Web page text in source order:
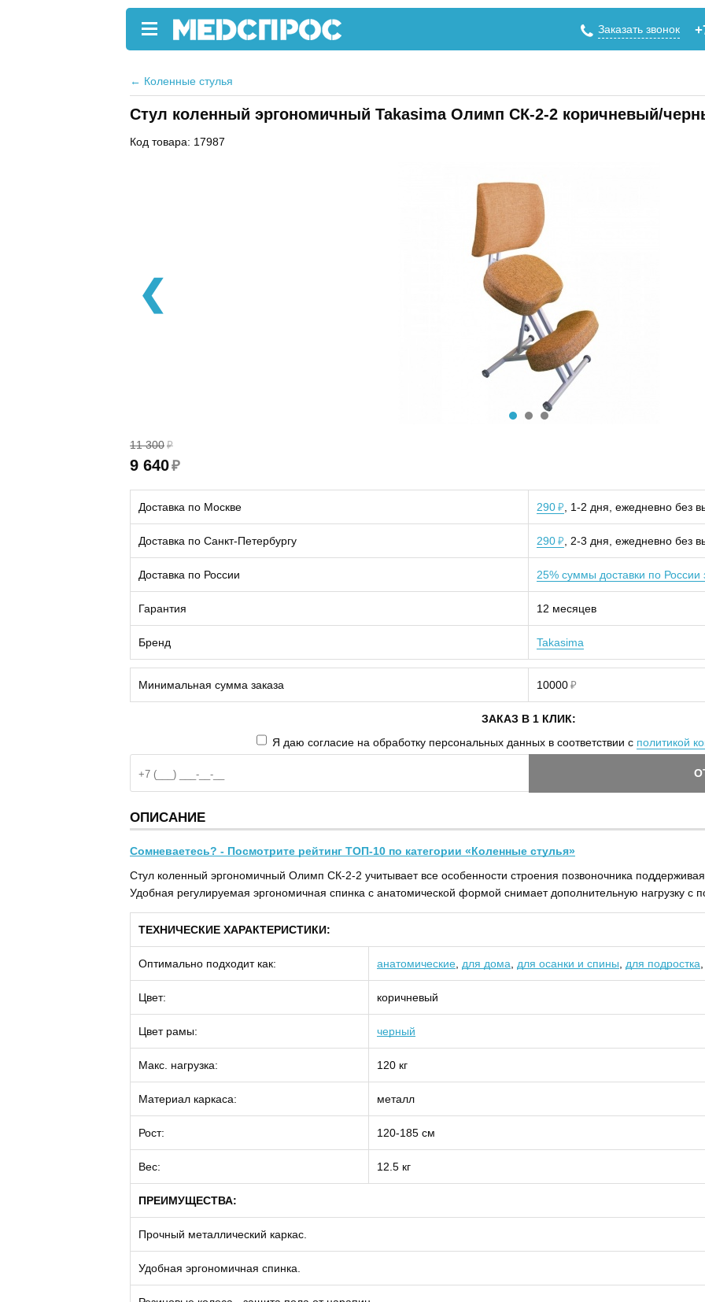
Заказать звонок
← Коленные стулья
Стул коленный эргономичный Takasima Олимп СК-2-2 коричневый/
Код товара: 17987
❮
11 300 ₽
9 640₽
Доставка по Москве 290 ₽ , 1-2 дня, ежедневно без
Доставка по Санкт-Петербургу 290 ₽ , 2-3 дня, ежедневно без
Доставка по России 25% суммы доставки по России
Гарантия 12 месяцев
Бренд Takasima
Минимальная сумма заказа 10000 ₽
ЗАКАЗ В 1 КЛИК:
Я даю согласие на обработку персональных данных в соответствии с политикой
ОПИСАНИЕ
Сомневаетесь? - Посмотрите рейтинг ТОП-10 по категории «Коленные стулья»
Стул коленный эргономичный Олимп СК-2-2 учитывает все особенности строения позвоночника
Удобная регулируемая эргономичная спинка с анатомической формой снимает дополнительную нагрузку с
ТЕХНИЧЕСКИЕ ХАРАКТЕРИСТИКИ:
Оптимально подходит как: анатомические для дома для осанки и спины для подростка
Цвет: коричневый
Цвет рамы: черный
Макс. нагрузка: 120 кг
Материал каркаса: металл
Рост: 120-185 см
Вес: 12.5 кг
ПРЕИМУЩЕСТВА:
Прочный металлический каркас.
Удобная эргономичная спинка.